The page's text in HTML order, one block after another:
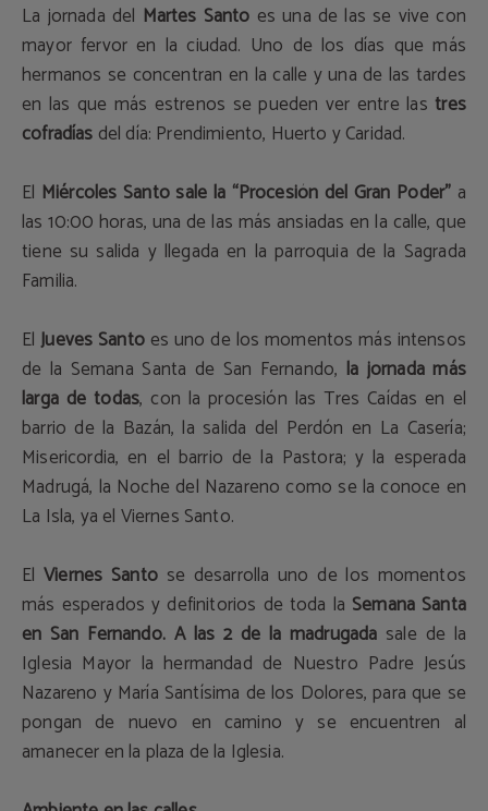
La jornada del Martes Santo es una de las se vive con
mayor fervor en la ciudad. Uno de los días que más
hermanos se concentran en la calle y una de las tardes
en las que más estrenos se pueden ver entre lastres
cofradías del día: Prendimiento, Huerto y Caridad.
El Miércoles Santo sale la “Procesión del Gran Poder” a
las 10:00 horas, una de las más ansiadas en la calle, que
tiene su salida y llegada en la parroquia de la Sagrada
Familia.
ElJueves Santoes uno de los momentos más intensos
de la Semana Santa de San Fernando, la jornada más
larga de todas, con la procesión las Tres Caídas en el
barrio de la Bazán, la salida del Perdón en La Casería;
Misericordia, en el barrio de la Pastora; y la esperada
Madrugá, la Noche del Nazareno como se la conoce en
La Isla, ya el Viernes Santo.
ElViernes Santose desarrolla uno de los momentos
más esperados y definitorios de toda la Semana Santa
en San Fernando. A las 2 de la madrugada sale de la
Iglesia Mayor la hermandad de Nuestro Padre Jesús
Nazareno y María Santísima de los Dolores, para que se
pongan de nuevo en camino y se encuentren al
amanecer en la plaza de la Iglesia.